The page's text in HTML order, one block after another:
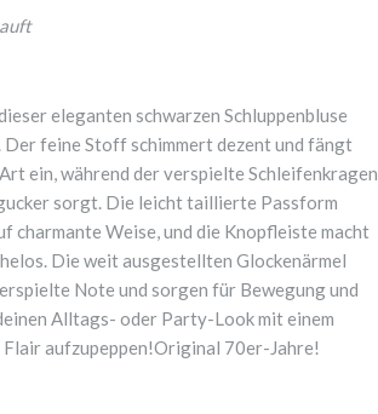
eleganten schwarzen Schluppenbluse
Der feine Stoff schimmert dezent und fängt
ein, während der verspielte Schleifenkragen
sorgt. Die leicht taillierte Passform
charmante Weise, und die Knopfleiste macht
Die weit ausgestellten Glockenärmel
Note und sorgen für Bewegung und
Alltags- oder Party-Look mit einem
aufzupeppen!Original 70er-Jahre!